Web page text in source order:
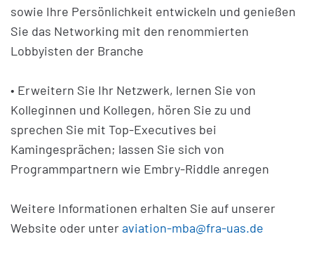
sowie Ihre Persönlichkeit entwickeln und genießen
Sie das Networking mit den renommierten
Lobbyisten der Branche
• Erweitern Sie Ihr Netzwerk, lernen Sie von
Kolleginnen und Kollegen, hören Sie zu und
sprechen Sie mit Top-Executives bei
Kamingesprächen; lassen Sie sich von
Programmpartnern wie Embry-Riddle anregen
Weitere Informationen erhalten Sie auf unserer
Website oder unteraviation-mba@fra-uas.de